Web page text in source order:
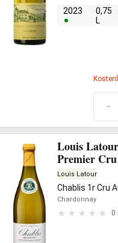
2023
0,75
L
-
Louis
Premier Cru
Louis Latour
Chablis 1r Cru
Chardonnay
0